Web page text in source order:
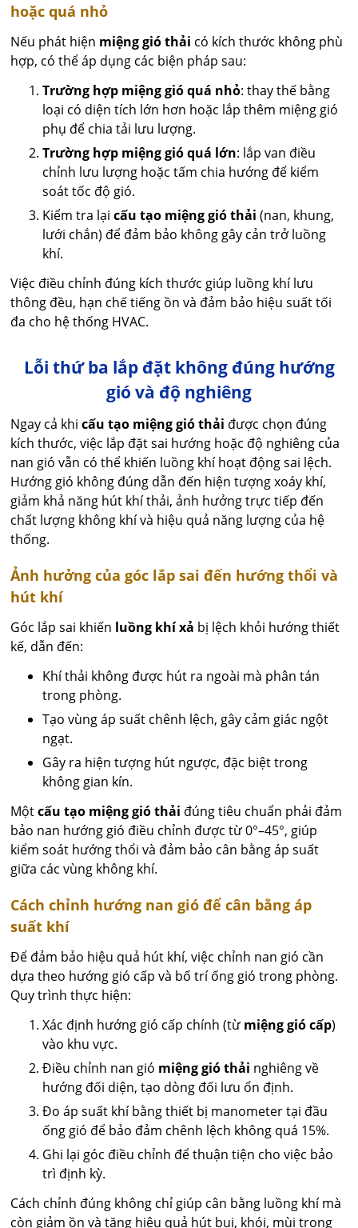
hoặc quá nhỏ
Nếu phát hiện miệng gió thải có kích thước không phù
hợp, có thể áp dụng các biện pháp sau:
Trường hợp miệng gió quá nhỏ: thay thế bằng
loại có diện tích lớn hơn hoặc lắp thêm miệng gió
phụ để chia tải lưu lượng.
Trường hợp miệng gió quá lớn: lắp van điều
chỉnh lưu lượng hoặc tấm chia hướng để kiểm
soát tốc độ gió.
Kiểm tra lạicấu tạo miệng gió thải (nan, khung,
lưới chắn) để đảm bảo không gây cản trở luồng
khí.
Việc điều chỉnh đúng kích thước giúp luồng khí lưu
thông đều, hạn chế tiếng ồn và đảm bảo hiệu suất tối
đa cho hệ thống HVAC.
Lỗi thứ ba lắp đặt không đúng hướng
gió và độ nghiêng
Ngay cả khicấu tạo miệng gió thải được chọn đúng
kích thước, việc lắp đặt sai hướng hoặc độ nghiêng của
nan gió vẫn có thể khiến luồng khí hoạt động sai lệch.
Hướng gió không đúng dẫn đến hiện tượng xoáy khí,
giảm khả năng hút khí thải, ảnh hưởng trực tiếp đến
chất lượng không khí và hiệu quả năng lượng của hệ
thống.
Ảnh hưởng của góc lắp sai đến hướng thổi và
hút khí
Góc lắp sai khiến luồng khí xả bị lệch khỏi hướng thiết
kế, dẫn đến:
Khí thải không được hút ra ngoài mà phân tán
trong phòng.
Tạo vùng áp suất chênh lệch, gây cảm giác ngột
ngạt.
Gây ra hiện tượng hút ngược, đặc biệt trong
không gian kín.
Mộtcấu tạo miệng gió thải đúng tiêu chuẩn phải đảm
bảo nan hướng gió điều chỉnh được từ 0°–45°, giúp
kiểm soát hướng thổi và đảm bảo cân bằng áp suất
giữa các vùng không khí.
Cách chỉnh hướng nan gió để cân bằng áp
suất khí
Để đảm bảo hiệu quả hút khí, việc chỉnh nan gió cần
dựa theo hướng gió cấp và bố trí ống gió trong phòng.
Quy trình thực hiện:
Xác định hướng gió cấp chính (từ miệng gió cấp)
vào khu vực.
Điều chỉnh nan gió miệng gió thải nghiêng về
hướng đối diện, tạo dòng đối lưu ổn định.
Đo áp suất khí bằng thiết bị manometer tại đầu
ống gió để bảo đảm chênh lệch không quá 15%.
Ghi lại góc điều chỉnh để thuận tiện cho việc bảo
trì định kỳ.
Cách chỉnh đúng không chỉ giúp cân bằng luồng khí mà
còn giảm ồn và tăng hiệu quả hút bụi, khói, mùi trong